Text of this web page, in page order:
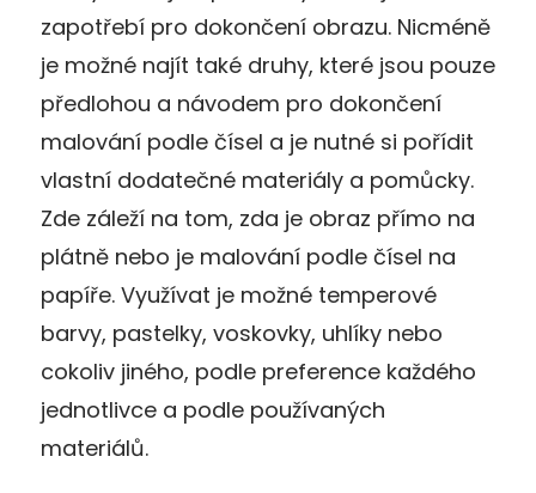
zapotřebí pro dokončení obrazu. Nicméně
je možné najít také druhy, které jsou pouze
předlohou a návodem pro dokončení
malování podle čísel a je nutné si pořídit
vlastní dodatečné materiály a pomůcky.
Zde záleží na tom, zda je obraz přímo na
plátně nebo je malování podle čísel na
papíře. Využívat je možné temperové
barvy, pastelky, voskovky, uhlíky nebo
cokoliv jiného, podle preference každého
jednotlivce a podle používaných
materiálů.